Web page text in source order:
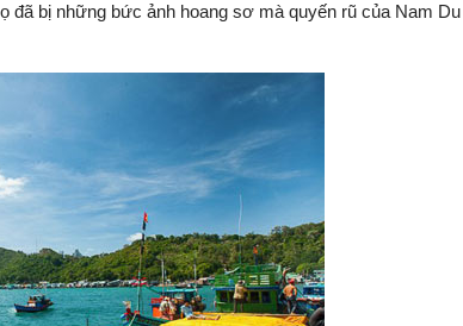
đã bị những bức ảnh hoang sơ mà quyến rũ của Nam Du